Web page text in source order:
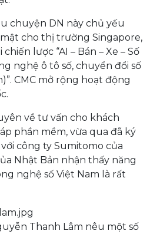
chuyện DN này chủ yếu
mật cho thị trường Singapore,
lược “AI – Bán – Xe – Số
nghệ ô tô số, chuyển đổi số
CMC mở rộng hoạt động
về tư vấn cho khách
phần mềm, vừa qua đã ký
công ty Sumitomo của
Nhật Bản nhận thấy năng
nghệ số Việt Nam là rất
Thanh Lâm nêu một số